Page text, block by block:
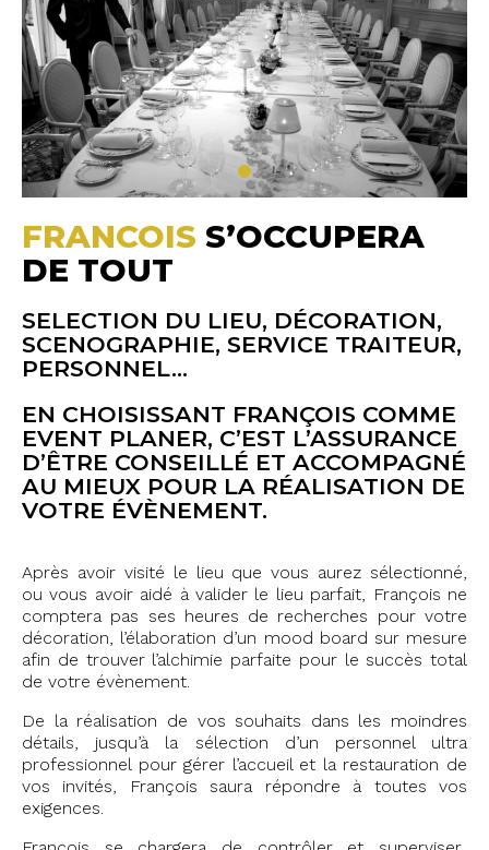
FRANCOIS S’OCCUPERA
DE TOUT
SELECTION DU LIEU, DÉCORATION,
SCENOGRAPHIE, SERVICE TRAITEUR,
PERSONNEL…
EN CHOISISSANT FRANÇOIS COMME
EVENT PLANER, C’EST L’ASSURANCE
D’ÊTRE CONSEILLÉ ET ACCOMPAGNÉ
AU MIEUX POUR LA RÉALISATION DE
VOTRE ÉVÈNEMENT.
Après avoir visité le lieu que vous aurez sélectionné,
ou vous avoir aidé à valider le lieu parfait, François ne
comptera pas ses heures de recherches pour votre
décoration, l’élaboration d’un mood board sur mesure
afin de trouver l’alchimie parfaite pour le succès total
de votre évènement.
De la réalisation de vos souhaits dans les moindres
détails, jusqu’à la sélection d’un personnel ultra
professionnel pour gérer l’accueil et la restauration de
vos invités, François saura répondre à toutes vos
exigences.